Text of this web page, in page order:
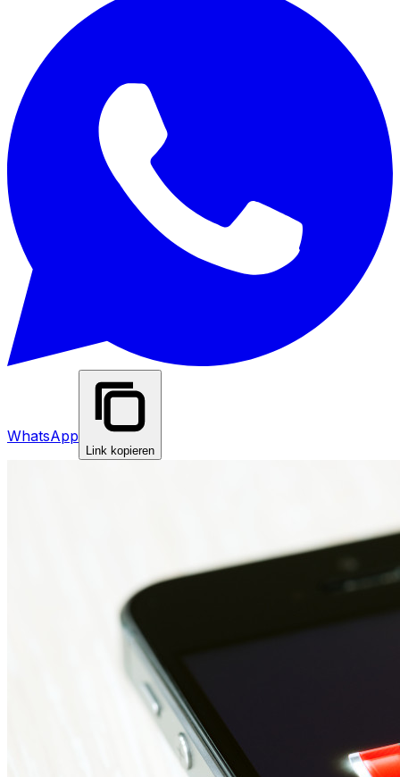
WhatsApp
Link kopieren